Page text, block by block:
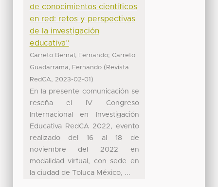
de conocimientos científicos
en red: retos y perspectivas
de la investigación
educativa”
Carreto Bernal, Fernando; Carreto
Guadarrama, Fernando ( Revista
RedCA, 2023-02-01 )
En la presente comunicación se
reseña el IV Congreso
Internacional en Investigación
Educativa RedCA 2022, evento
realizado del 16 al 18 de
noviembre del 2022 en
modalidad virtual, con sede en
la ciudad de Toluca México, ...